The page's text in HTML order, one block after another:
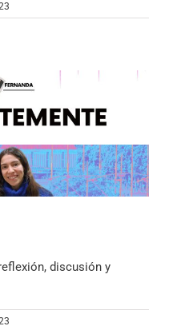
discusión y